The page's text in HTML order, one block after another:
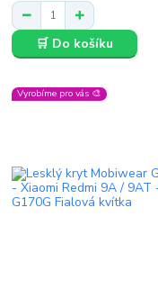
🛒 Do košíku
Vyrobíme pro vás 🎨